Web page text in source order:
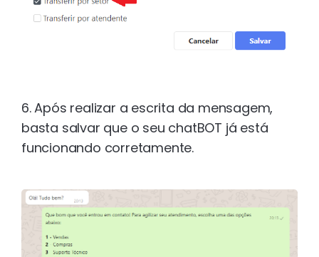
6. Após realizar a escrita da mensagem,
basta salvar que o seu chatBOT já está
funcionando corretamente.